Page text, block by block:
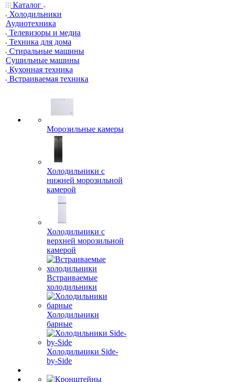
Каталог
Холодильники
Аудиотехника
Телевизоры и медиа
Техника для дома
Стиральные машины
Сушильные машины
Кухонная техника
Встраиваемая техника
Морозильные камеры
Холодильники с
нижней морозильной
камерой
Холодильники с
верхней морозильной
камерой
Встраиваемые
холодильники
Холодильники
барные
Холодильники Side-
by-Side